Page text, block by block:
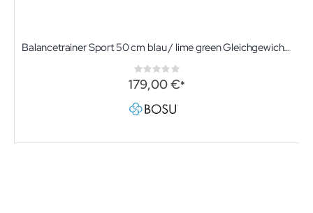
Balancetrainer Sport 50 cm blau / lime green Gleichgewichtstrainer
Rating:
0%
179,00 €